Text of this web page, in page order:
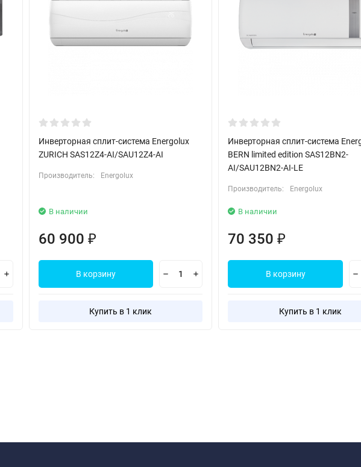
Инверторная сплит-система Energolux
ZURICH SAS12Z4-AI/SAU12Z4-AI
Производитель: Energolux
В наличии
60 900 ₽
В корзину
Купить в 1 клик
Инверторная сплит-система
BERN limited edition SAS12BN2-
AI/SAU12BN2-AI-LE
Производитель: Energolux
В наличии
70 350₽
В корзину
Купить в 1 клик